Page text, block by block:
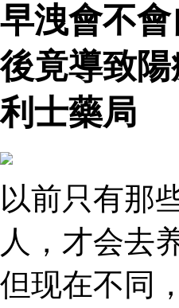
早洩會不
後竟導致
利士藥局
以前只有那
人，才会去
但现在不同